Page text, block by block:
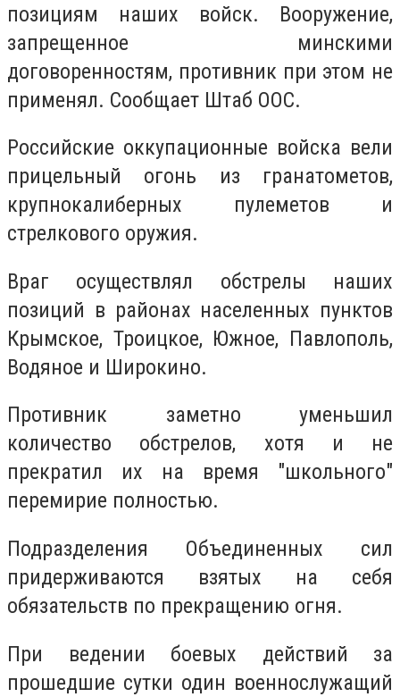
позициям наших войск. Вооружение,
запрещенное минскими
договоренностям, противник при этом не
применял. Сообщает Штаб ООС.
Российские оккупационные войска вели
прицельный огонь из гранатометов,
крупнокалиберных пулеметов и
стрелкового оружия.
Враг осуществлял обстрелы наших
позиций в районах населенных пунктов
Крымское, Троицкое, Южное, Павлополь,
Водяное и Широкино.
Противник заметно уменьшил
количество обстрелов, хотя и не
прекратил их на время "школьного"
перемирие полностью.
Подразделения Объединенных сил
придерживаются взятых на себя
обязательств по прекращению огня.
При ведении боевых действий за
прошедшие сутки один военнослужащий